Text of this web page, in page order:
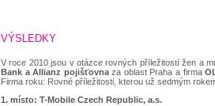
VÝSLEDKY
V roce 2010 jsou v otázce rovných příležitostí žen a
Bank a Allianz pojišťovnaza oblast Praha a firma
Firma roku: Rovné příležitosti, kterou už sedmým
1. místo: T-Mobile Czech Republic, a.s.